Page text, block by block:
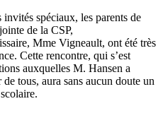
spéciaux, les parents de
de la CSP,
Mme Vigneault, ont été très
Cette rencontre, qui s’est
auxquelles M. Hansen a
tous, aura sans aucun doute un